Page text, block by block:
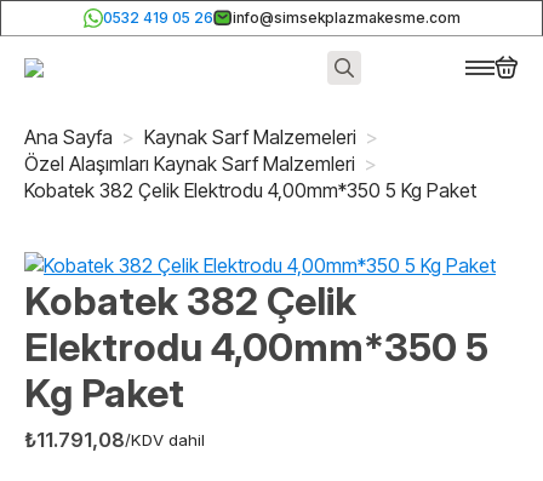
0532 419 05 26 info@simsekplazmakesme.com
for:
Ana Sayfa
Kaynak Sarf Malzemeleri
Özel Alaşımları Kaynak Sarf Malzemleri
Kobatek 382 Çelik Elektrodu 4,00mm*350 5 Kg Paket
Kobatek 382 Çelik
Elektrodu 4,00mm*350 5
Kg Paket
₺11.791,08/KDV dahil